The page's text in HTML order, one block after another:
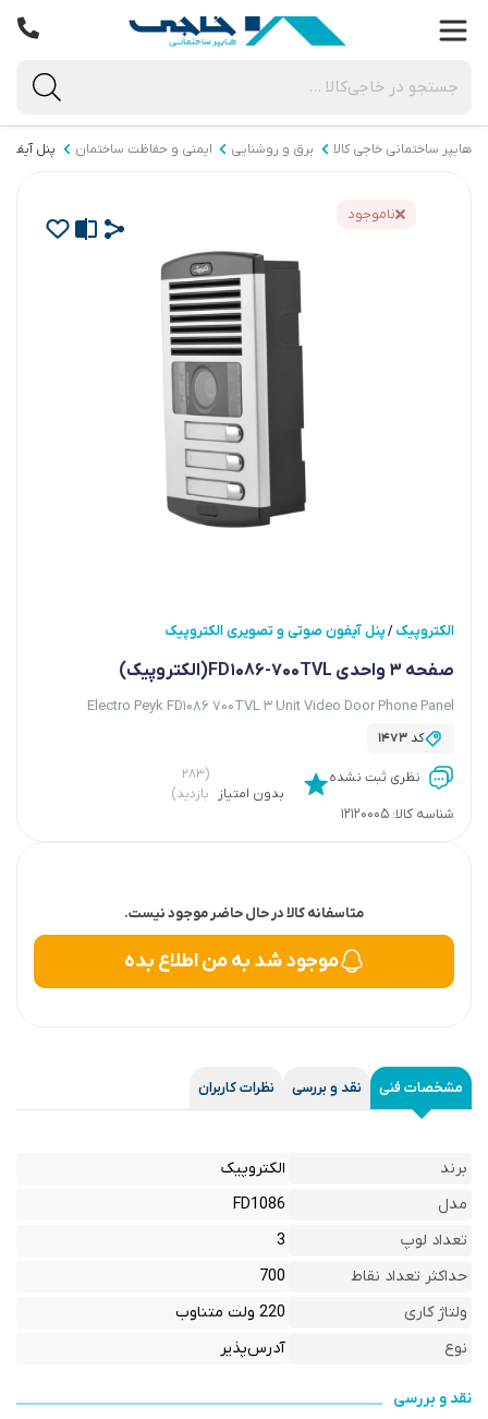
هایپر ساختمانی خاجی‌ کالا برق و روشنایی ایمنی و حفاظت ساختمان پنل
ناموجود
الکتروپیک/پنل آیفون صوتی و تصویری الکتروپیک
صفحه 3 واحدی FD1086-700TVL(الکتروپیک)
Electro Peyk FD1086 700TVL 3 Unit Video Door Phone Panel
کد1473
نظری ثبت نشده
بدون امتیاز
(۲۸۳
بازدید)
شناسه کالا: 12120005
متاسفانه کالا در حال حاضر موجود نیست.
موجود شد به من اطلاع بده
مشخصات فنی نقد و بررسی نظرات کاربران
برند
الکتروپیک
مدل
FD1086
تعداد لوپ
3
حداکثر تعداد نقاط
700
ولتاژ کاری
220 ولت متناوب
نوع
آدرس‌پذیر
نقد و بررسی